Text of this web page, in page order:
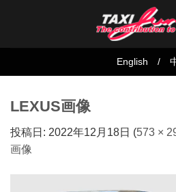
English /
LEXUS画像
投稿日: 2022年12月18日 (573 ×
画像